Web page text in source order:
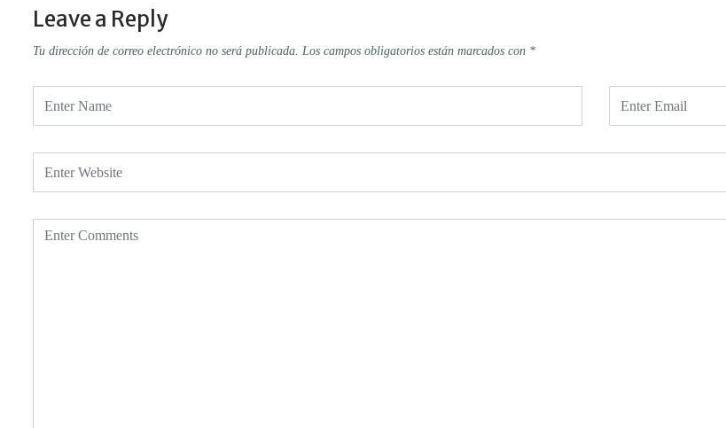
Leave a Reply
Tu dirección de correo electrónico no será publicada. Los campos obligatorios están marcados con *